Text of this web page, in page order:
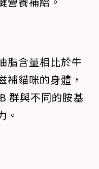
脂含量相比於牛
補貓咪的身體，
群與不同的胺基
。